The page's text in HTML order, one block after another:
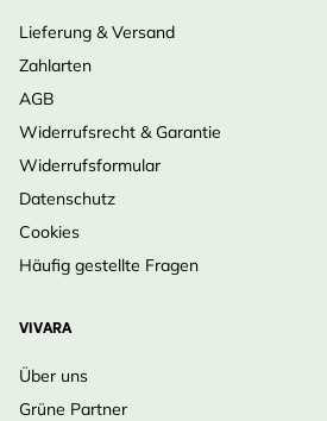
Lieferung & Versand
Zahlarten
AGB
Widerrufsrecht & Garantie
Widerrufsformular
Datenschutz
Cookies
Häufig gestellte Fragen
VIVARA
Über uns
Grüne Partner